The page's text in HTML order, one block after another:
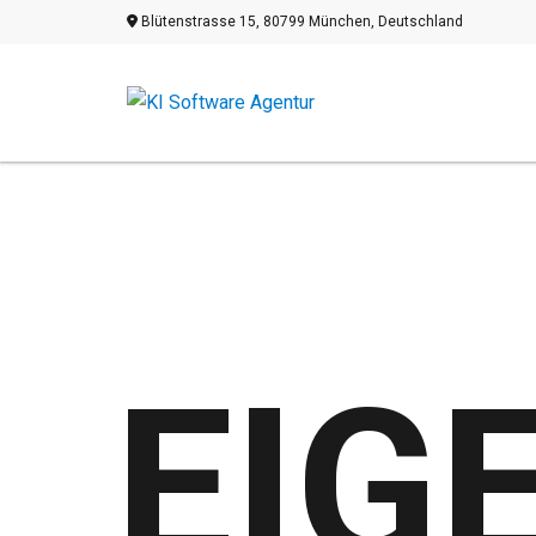
Blütenstrasse 15, 80799 München, Deutschland